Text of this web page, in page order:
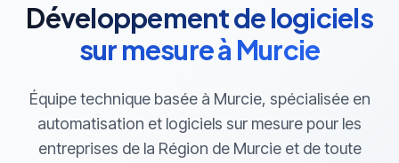
Développement de logiciels
sur mesure à Murcie
Équipe technique basée à Murcie, spécialisée en
automatisation et logiciels sur mesure pour les
entreprises de la Région de Murcie et de toute